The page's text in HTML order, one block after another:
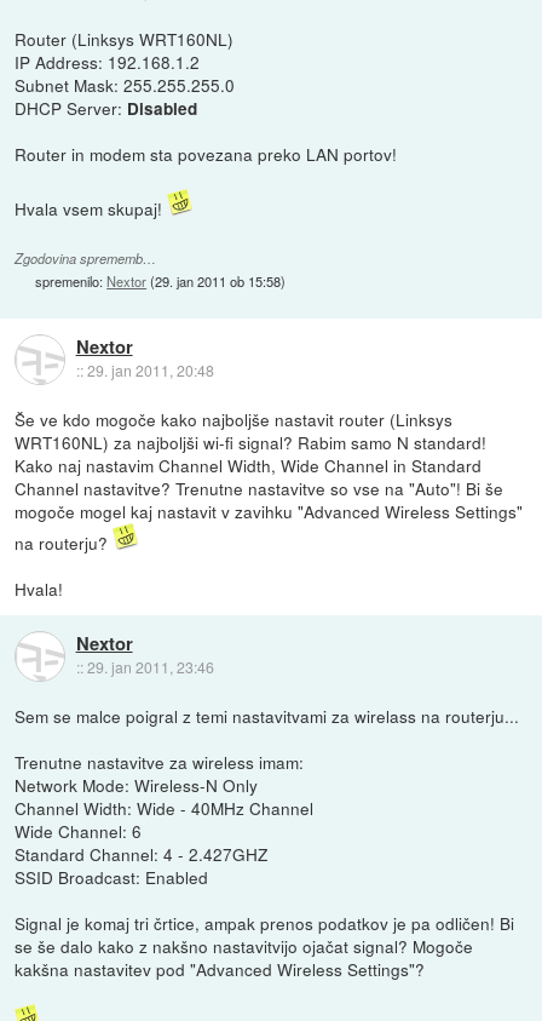
Router (Linksys WRT160NL)
IP Address: 192.168.1.2
Subnet Mask: 255.255.255.0
DHCP Server: Disabled
Router in modem sta povezana preko LAN portov!
Hvala vsem skupaj!
Zgodovina sprememb…
spremenilo:Nextor(29. jan 2011 ob 15:58)
Nextor
::29. jan 2011, 20:48
Še ve kdo mogoče kako najboljše nastavit router (Linksys
WRT160NL) za najboljši wi-fi signal? Rabim samo N standard!
Kako naj nastavim Channel Width, Wide Channel in Standard
Channel nastavitve? Trenutne nastavitve so vse na "Auto"! Bi še
mogoče mogel kaj nastavit v zavihku "Advanced Wireless Settings"
na routerju?
Hvala!
Nextor
::29. jan 2011, 23:46
Sem se malce poigral z temi nastavitvami za wirelass na routerju...
Trenutne nastavitve za wireless imam:
Network Mode: Wireless-N Only
Channel Width: Wide - 40MHz Channel
Wide Channel: 6
Standard Channel: 4 - 2.427GHZ
SSID Broadcast: Enabled
Signal je komaj tri črtice, ampak prenos podatkov je pa odličen! Bi
se še dalo kako z nakšno nastavitvijo ojačat signal? Mogoče
kakšna nastavitev pod "Advanced Wireless Settings"?